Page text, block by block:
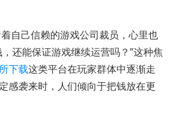
自己信赖的游戏公司裁员，心里也
还能保证游戏继续运营吗？”这种焦
下载这类平台在玩家群体中逐渐走
袭来时，人们倾向于把钱放在更